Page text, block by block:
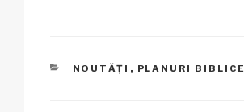
CATEGORII
NOUTĂȚI , PLANURI BIBLICE